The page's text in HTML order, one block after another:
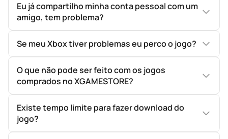
Eu já compartilho minha conta pessoal com um
amigo, tem problema?
Se meu Xbox tiver problemas eu perco o jogo?
O que não pode ser feito com os jogos
comprados no XGAMESTORE?
Existe tempo limite para fazer download do
jogo?